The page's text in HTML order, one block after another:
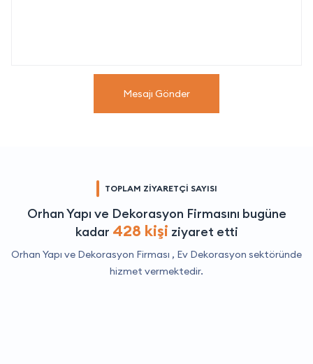
Mesajı Gönder
TOPLAM ZİYARETÇİ SAYISI
Orhan Yapı ve Dekorasyon Firmasını bugüne
kadar 428 kişi ziyaret etti
Orhan Yapı ve Dekorasyon Firması , Ev Dekorasyon sektöründe
hizmet vermektedir.